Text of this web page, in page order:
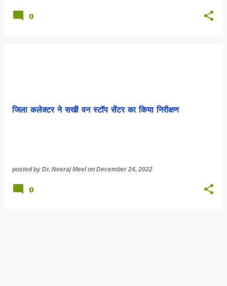
0
जिला कलेक्टर ने सखी वन स्टॉप सेंटर का किया निरीक्षण
posted by Dr. Neeraj Meel on December 24, 2022
0